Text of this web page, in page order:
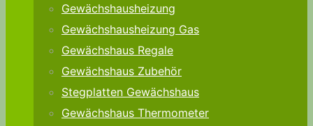
Gewächshausheizung
Gewächshausheizung Gas
Gewächshaus Regale
Gewächshaus Zubehör
Stegplatten Gewächshaus
Gewächshaus Thermometer